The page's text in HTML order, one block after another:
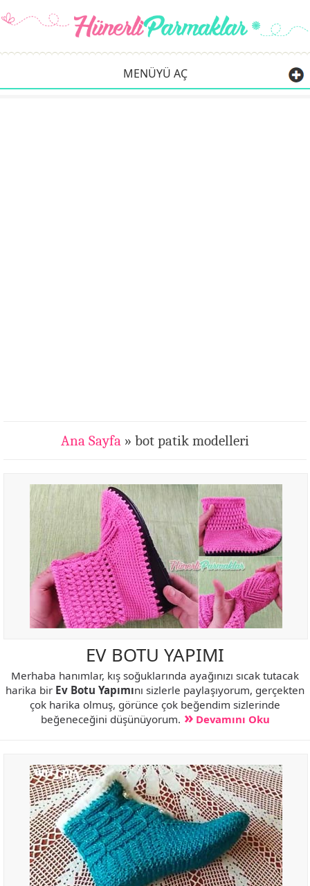
MENÜYÜ AÇ
Ana Sayfa » bot patik modelleri
EV BOTU YAPIMI
Merhaba hanımlar, kış soğuklarında ayağınızı sıcak tutacak
harika bir Ev Botu Yapımını sizlerle paylaşıyorum, gerçekten
çok harika olmuş, görünce çok beğendim sizlerinde
beğeneceğini düşünüyorum.
Devamını Oku